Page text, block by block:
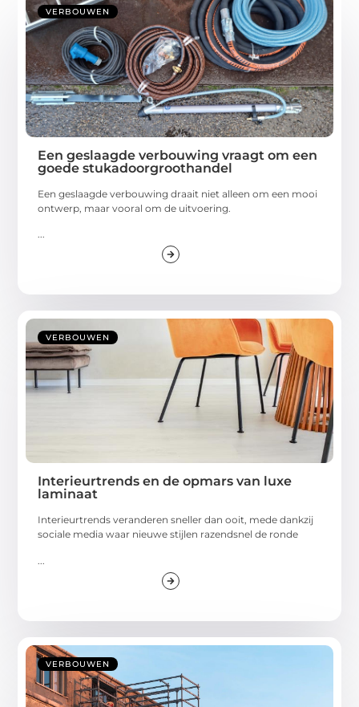
VERBOUWEN
Een geslaagde verbouwing vraagt om een
goede stukadoorgroothandel
Een geslaagde verbouwing draait niet alleen om een mooi
ontwerp, maar vooral om de uitvoering.
...
VERBOUWEN
Interieurtrends en de opmars van luxe
laminaat
Interieurtrends veranderen sneller dan ooit, mede dankzij
sociale media waar nieuwe stijlen razendsnel de ronde
VERBOUWEN